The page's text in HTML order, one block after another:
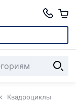
Квадроциклы